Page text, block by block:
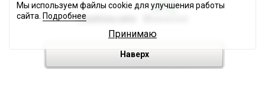
Разработка сайта
Наверх
Мы используем файлы cookie для улучшения работы
сайта. Подробнее
Принимаю